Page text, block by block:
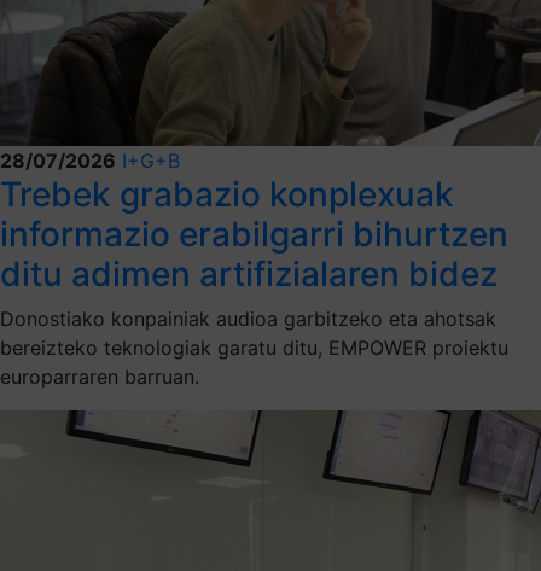
28/07/2026 I+G+B
Trebek grabazio konplexuak
informazio erabilgarri bihurtzen
ditu adimen artifizialaren bidez
Donostiako konpainiak audioa garbitzeko eta ahotsak
bereizteko teknologiak garatu ditu, EMPOWER proiektu
europarraren barruan.